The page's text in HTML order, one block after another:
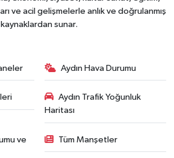
ve acil gelişmelerle anlık ve doğrulanmış
kaynaklardan sunar.
Aydın Hava Durumu
Aydın Trafik Yoğunluk
Haritası
ve
Tüm Manşetler